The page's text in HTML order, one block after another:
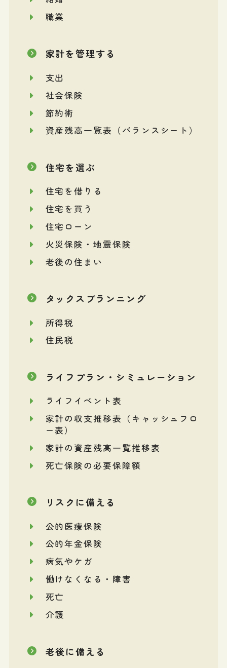
職業
家計を管理する
支出
社会保険
節約術
資産残高一覧表（バランスシート）
住宅を選ぶ
住宅を借りる
住宅を買う
住宅ローン
火災保険・地震保険
老後の住まい
タックスプランニング
所得税
住民税
ライフプラン・シミュレーション
ライフイベント表
家計の収支推移表（キャッシュフロ
ー表）
家計の資産残高一覧推移表
死亡保険の必要保障額
リスクに備える
公的医療保険
公的年金保険
病気やケガ
働けなくなる・障害
死亡
介護
老後に備える